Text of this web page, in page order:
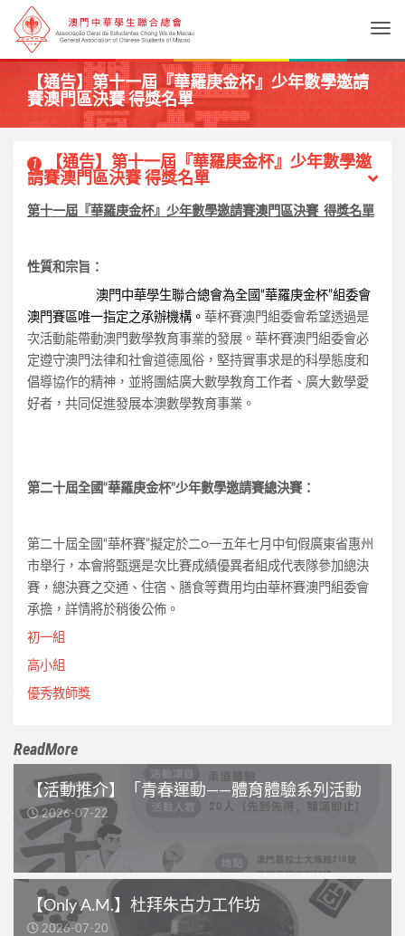
【通告】第十一屆『華羅庚金杯』少年數學邀請
賽澳門區決賽 得獎名單
1
【通告】第十一屆『華羅庚金杯』少年數學邀
請賽澳門區決賽 得獎名單
第十一屆『華羅庚金杯』少年數學邀請賽澳門區決賽 得獎名單
性質和宗旨：
澳門中華學生聯合總會為全國“華羅庚金杯”組委會
澳門賽區唯一指定之承辦機構 。 華杯賽澳門組委會希望透過是
次活動能帶動澳門數學教育事業的發展。華杯賽澳門組委會必
定遵守澳門法律和社會道德風俗， 堅持實事求是的科學態度和
倡導協作的精神， 並將團結廣大數學教育工作者、廣大數學愛
好者， 共同促進發展本澳數學教育事業。
第二十屆全國“華羅庚金杯”少年數學邀請賽總決賽：
第二十屆全國“華杯賽”擬定於二○一五年七月中旬假廣東省惠州
市舉行，本會將甄選是次比賽成績優異者組成代表隊參加總決
賽，總決賽之交通、住宿、膳食等費用均由華杯賽澳門組委會
承擔， 詳情將於稍後公佈。
初一組
高小組
優秀教師獎
ReadMore
【活動推介】「青春運動——體育體驗系列活動
2026-07-22
【Only A.M.】杜拜朱古力工作坊
2026-07-20